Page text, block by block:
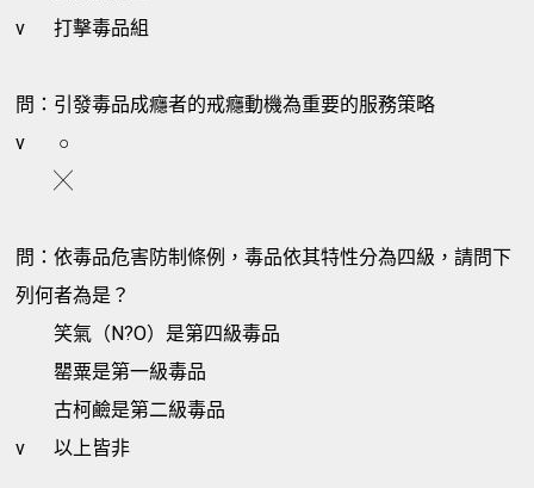
v
打擊毒品組
問：引發毒品成癮者的戒癮動機為重要的服務策略
v
○
╳
問：依毒品危害防制條例，毒品依其特性分為四級，請問下
列何者為是？
笑氣（N?O）是第四級毒品
罌粟是第一級毒品
古柯鹼是第二級毒品
v
以上皆非